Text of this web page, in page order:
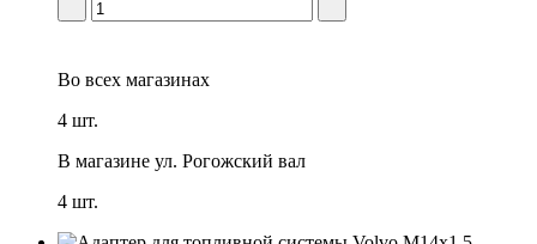
Во всех магазинах
4 шт.
В магазине ул. Рогожский вал
4 шт.